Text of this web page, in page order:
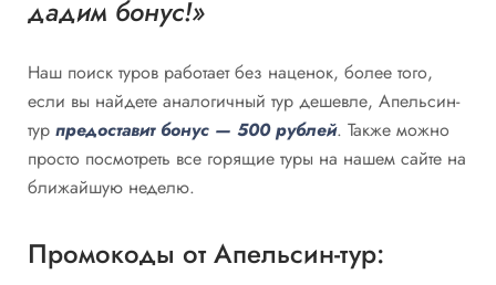
дадим бонус!»
Наш поиск туров работает без наценок, более того,
если вы найдете аналогичный тур дешевле, Апельсин-
тур предоставит бонус — 500 рублей. Также можно
просто посмотреть все горящие туры на нашем сайте на
ближайшую неделю.
Промокоды от Апельсин-тур: